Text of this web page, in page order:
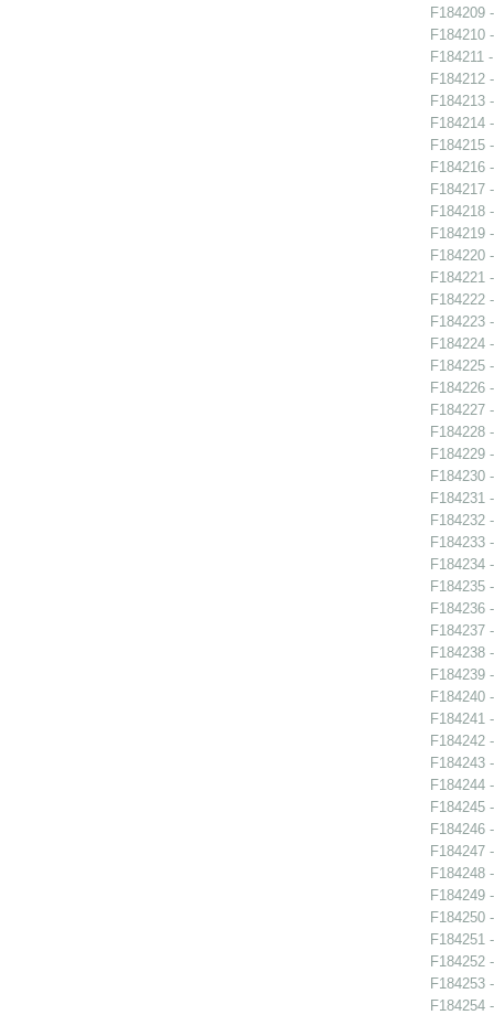
F184209
F184210
F184211
F184212
F184213
F184214
F184215
F184216
F184217
F184218
F184219
F184220
F184221
F184222
F184223
F184224
F184225
F184226
F184227
F184228
F184229
F184230
F184231
F184232
F184233
F184234
F184235
F184236
F184237
F184238
F184239
F184240
F184241
F184242
F184243
F184244
F184245
F184246
F184247
F184248
F184249
F184250
F184251
F184252
F184253
F184254